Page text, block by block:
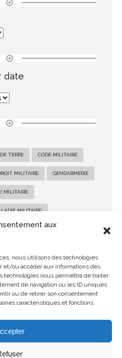
aux
nous utilisons des technologies
et/ou accéder aux informations des
technologies nous permettra de traiter
de navigation ou les ID uniques
ou de retirer son consentement
caractéristiques et fonctions.
date
TERRE CODE MILITAIRE
MILITAIRE GENDARMERIE
MILITAIRE
MILITAIRE
MILITAIRE
MILITAIRE